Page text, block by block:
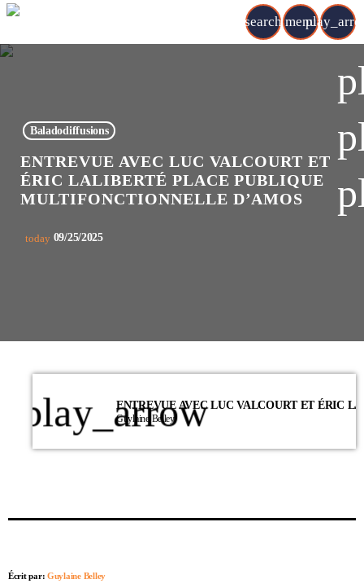
search menu
Baladodiffusions
ENTREVUE AVEC LUC VALCOURT ET
ÉRIC LALIBERTÉ PLACE PUBLIQUE
MULTIFONCTIONNELLE D’AMOS
today 09/25/2025
play_arrow
Guylaine Belley
Écrit par:Guylaine Belley